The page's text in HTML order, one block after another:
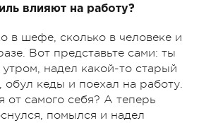
влияют на работу?
в шефе, сколько в человеке и
Вот представьте сами: ты
надел какой-то старый
кеды и поехал на работу.
самого себя? А теперь
помылся и надел